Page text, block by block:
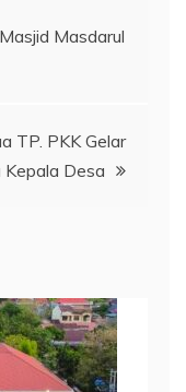
Masdarul
TP. PKK Gelar
Desa